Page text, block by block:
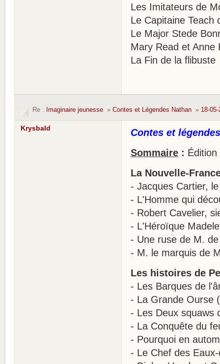
Les Imitateurs de
Le Capitaine Teach
Le Major Stede
Mary Read et Anne
La Fin de la flibuste
Re : Imaginaire jeunesse » Contes et Légendes Nathan » 18-
Krysbald
Contes et
Sommaire :
La Nouvelle-
- Jacques Cartier,
- L'Homme qui
- Robert Cavelier,
- L'Héroïque
- Une ruse de M.
- M. le marquis de
Les histoires de
- Les Barques de
- La Grande Ourse
- Les Deux squaws
- La Conquête du
- Pourquoi en
- Le Chef des